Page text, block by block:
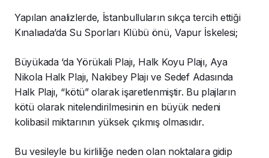
Yapılan analizlerde, İstanbulluların sıkça tercih ettiği
Kınalıada’da Su Sporları Klübü önü, Vapur İskelesi;
Büyükada ‘da Yörükali Plajı, Halk Koyu Plajı, Aya
Nikola Halk Plajı, Nakibey Plajı ve Sedef Adasında
Halk Plajı, “kötü” olarak işaretlenmiştir. Bu plajların
kötü olarak nitelendirilmesinin en büyük nedeni
kolibasil miktarının yüksek çıkmış olmasıdır.
Bu vesileyle bu kirliliğe neden olan noktalara gidip